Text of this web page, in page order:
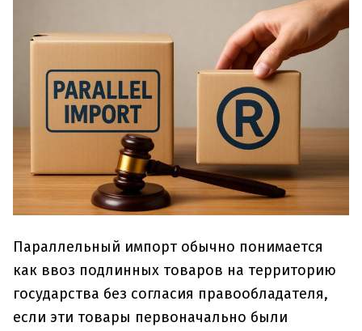
Параллельный импорт обычно понимается
как ввоз подлинных товаров на территорию
государства без согласия правообладателя,
если эти товары первоначально были